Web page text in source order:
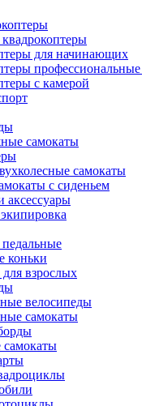
для начинающих
с камерой
самокаты
самокаты
с сиденьем
аксессуары
коньки
взрослых
велосипеды
самокаты